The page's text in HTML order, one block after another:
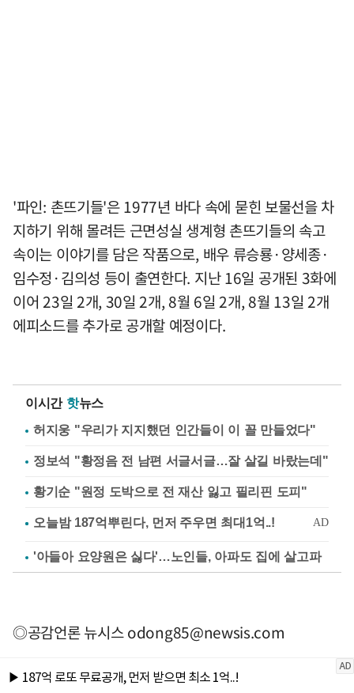
'파인: 촌뜨기들'은 1977년 바다 속에 묻힌 보물선을 차
지하기 위해 몰려든 근면성실 생계형 촌뜨기들의 속고
속이는 이야기를 담은 작품으로, 배우 류승룡·양세종·
임수정·김의성 등이 출연한다. 지난 16일 공개된 3화에
이어 23일 2개, 30일 2개, 8월 6일 2개, 8월 13일 2개
에피소드를 추가로 공개할 예정이다.
이시간 핫뉴스
허지웅 "우리가 지지했던 인간들이 이 꼴 만들었다"
정보석 "황정음 전 남편 서글서글…잘 살길 바랐는데"
황기순 "원정 도박으로 전 재산 잃고 필리핀 도피"
'아들아 요양원은 싫다'…노인들, 아파도 집에 살고파
◎공감언론 뉴시스odong85@newsis.com